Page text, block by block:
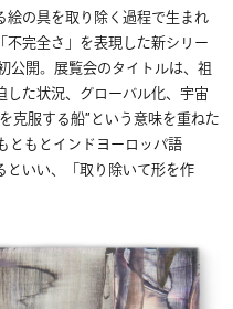
の具を取り除く過程で生まれ
完全さ」を表現した新シリー
開。展覧会のタイトルは、祖
た状況、グローバル化、宇宙
克服する船”という意味を重ねた
ともとインドヨーロッパ語
いい、「取り除いて形を作